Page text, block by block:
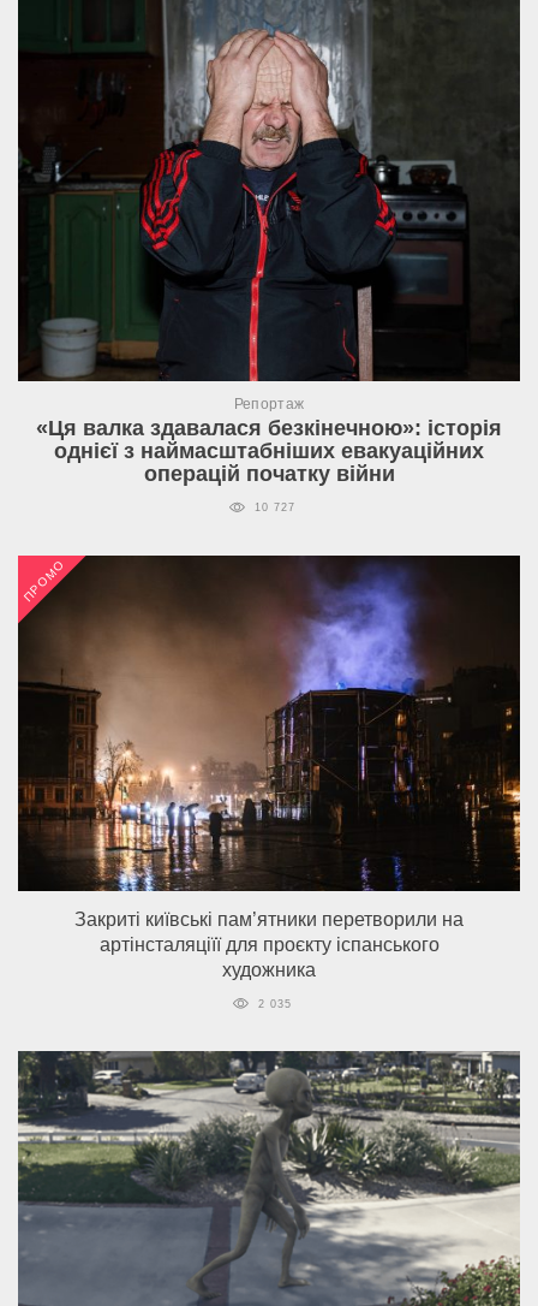
Репортаж
«Ця валка здавалася безкінечною»: історія
однієї з наймасштабніших евакуаційних
операцій початку війни
10 727
ПРОМО
Закриті київські пам’ятники перетворили на
артінсталяціїї для проєкту іспанського
художника
2 035